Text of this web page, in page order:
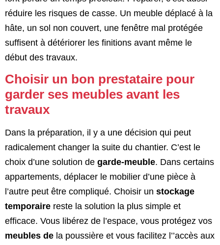
réduire les risques de casse. Un meuble déplacé à la
hâte, un sol non couvert, une fenêtre mal protégée
suffisent à détériorer les finitions avant même le
début des travaux.
Choisir un bon prestataire pour
garder ses meubles avant les
travaux
Dans la préparation, il y a une décision qui peut
radicalement changer la suite du chantier. C’est le
choix d’une solution de garde-meuble. Dans certains
appartements, déplacer le mobilier d’une pièce à
l’autre peut être compliqué. Choisir un stockage
temporaire reste la solution la plus simple et
efficace. Vous libérez de l’espace, vous protégez vos
meubles de la poussière et vous facilitez l’’accès aux